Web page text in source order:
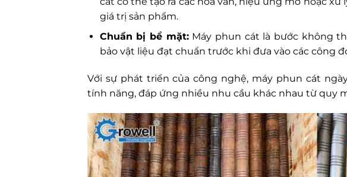
giá trị sản phẩm.
Chuẩn bị bề mặt:Máy phun cát là bước không
bảo vật liệu đạt chuẩn trước khi đưa vào các công
Với sự phát triển của công nghệ, máy phun cát
tính năng, đáp ứng nhiều nhu cầu khác nhau từ quy